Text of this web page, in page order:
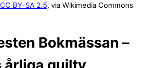
CC BY-SA 2.5, via Wikimedia Commons
Bokmässan –